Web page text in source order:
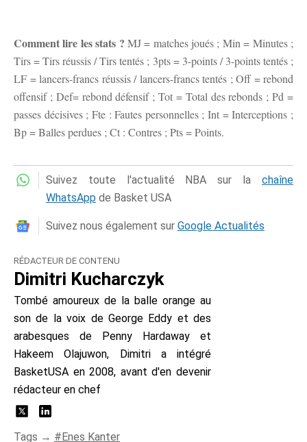
Comment lire les stats ? MJ = matches joués ; Min = Minutes ;
Tirs = Tirs réussis / Tirs tentés ; 3pts = 3-points / 3-points tentés ;
LF = lancers-francs réussis / lancers-francs tentés ; Off = rebond
offensif ; Def= rebond défensif ; Tot = Total des rebonds ; Pd =
passes décisives ; Fte : Fautes personnelles ; Int = Interceptions ;
Bp = Balles perdues ; Ct : Contres ; Pts = Points.
Suivez toute l'actualité NBA sur la chaîne
WhatsApp de Basket USA
Suivez nous également sur Google Actualités
RÉDACTEUR DE CONTENU
Dimitri Kucharczyk
Tombé amoureux de la balle orange au
son de la voix de George Eddy et des
arabesques de Penny Hardaway et
Hakeem Olajuwon, Dimitri a intégré
BasketUSA en 2008, avant d'en devenir
rédacteur en chef
Tags → Enes Kanter